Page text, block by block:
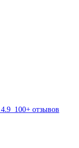
4.9 100+ отзывов